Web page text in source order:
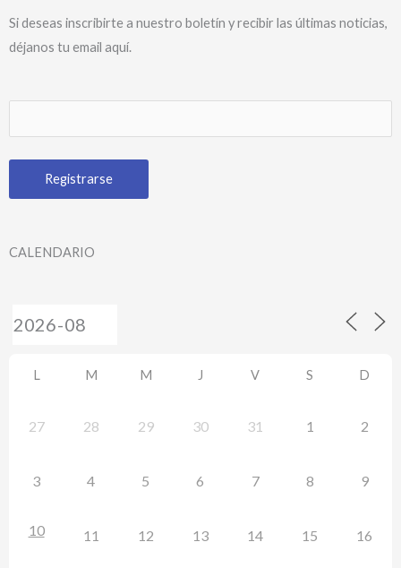
o
k
f
r
a
Si deseas inscribirte a nuestro boletín y recibir las últimas noticias,
déjanos tu email aquí.
CALENDARIO
L M M J V S D
27 28 29 30 31 1 2
3 4 5 6 7 8 9
10 11 12 13 14 15 16